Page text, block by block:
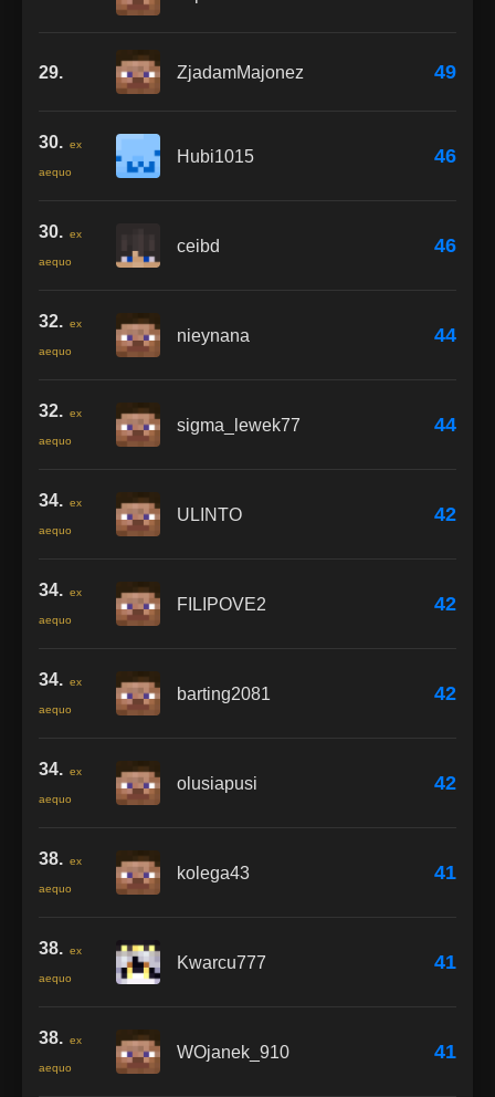
29. ZjadamMajonez 49
30. ex
aequo
Hubi1015 46
30. ex
aequo
ceibd 46
32. ex
aequo
nieynana 44
32. ex
aequo
sigma_lewek77 44
34. ex
aequo
ULINTO 42
34. ex
aequo
FILIPOVE2 42
34. ex
aequo
barting2081 42
34. ex
aequo
olusiapusi 42
38. ex
aequo
kolega43 41
38. ex
aequo
Kwarcu777 41
38. ex
aequo
WOjanek_910 41